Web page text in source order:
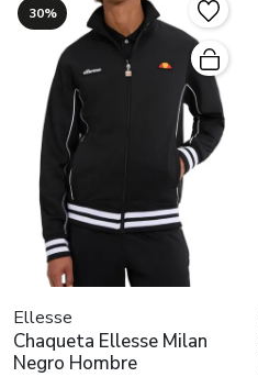
30%
Ellesse
Chaqueta Ellesse Milan
Negro Hombre